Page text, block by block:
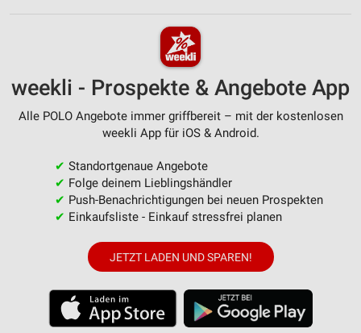
weekli - Prospekte & Angebote App
Alle POLO Angebote immer griffbereit – mit der kostenlosen
weekli App für iOS & Android.
✔ Standortgenaue Angebote
✔ Folge deinem Lieblingshändler
✔ Push-Benachrichtigungen bei neuen Prospekten
✔ Einkaufsliste - Einkauf stressfrei planen
JETZT LADEN UND SPAREN!